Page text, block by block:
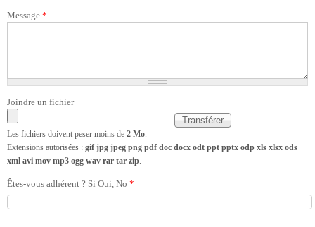
Message *
Joindre un fichier
Les fichiers doivent peser moins de 2 Mo.
Extensions autorisées : gif jpg jpeg png pdf doc docx odt ppt pptx odp xls xlsx ods
xml avi mov mp3 ogg wav rar tar zip.
Êtes-vous adhérent ? Si Oui, No *